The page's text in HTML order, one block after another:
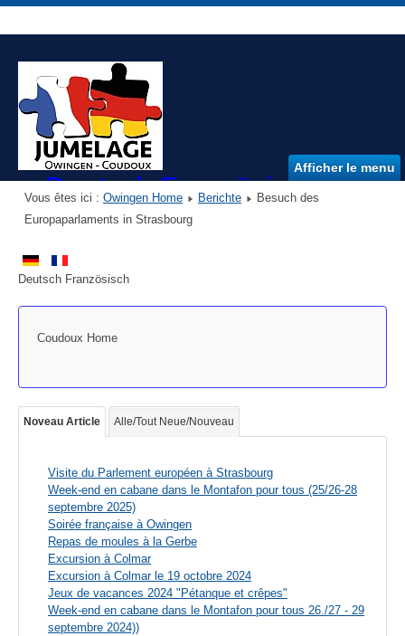
Deutsch Französischer
DFVO e.V.
Afficher le menu
Vous êtes ici : Owingen Home Berichte
Besuch des
Europaparlaments in Strasbourg
Deutsch Französisch
Coudoux Home
Noveau Article Alle/Tout Neue/Nouveau
Visite du Parlement européen à Strasbourg
Week-end en cabane dans le Montafon pour tous (25/26-28
septembre 2025)
Soirée française à Owingen
Repas de moules à la Gerbe
Excursion à Colmar
Excursion à Colmar le 19 octobre 2024
Jeux de vacances 2024 "Pétanque et crêpes"
Week-end en cabane dans le Montafon pour tous 26./27 - 29
septembre 2024))